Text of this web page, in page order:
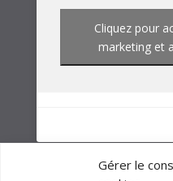
Gérer le
Cliquez pour
marketing et